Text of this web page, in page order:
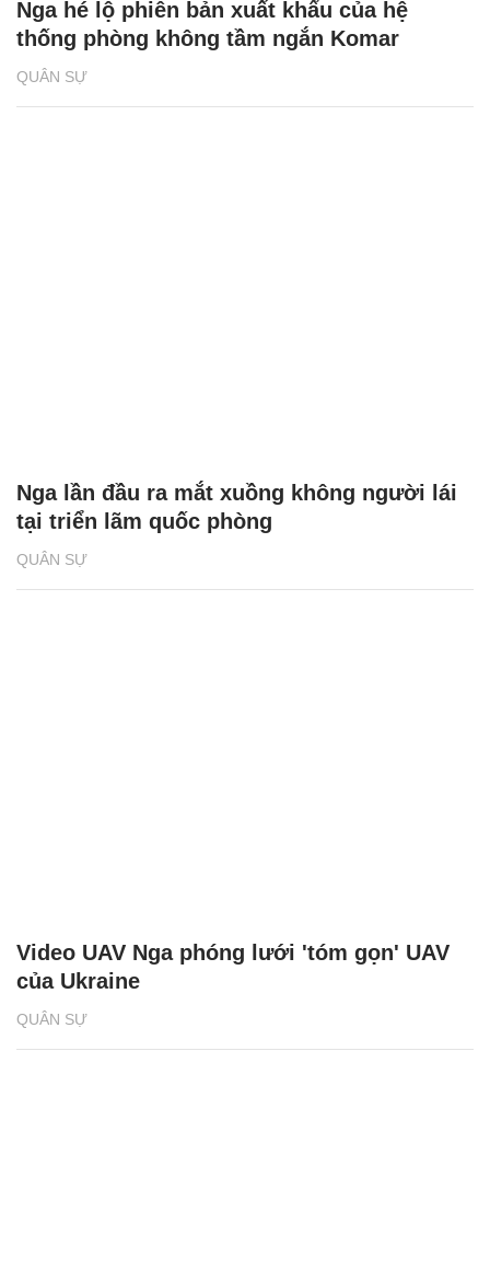
QUÂN SỰ
Nga hé lộ phiên bản xuất khẩu của hệ
thống phòng không tầm ngắn Komar
QUÂN SỰ
Nga lần đầu ra mắt xuồng không người lái
tại triển lãm quốc phòng
QUÂN SỰ
Video UAV Nga phóng lưới 'tóm gọn' UAV
của Ukraine